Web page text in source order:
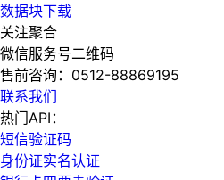
数据块下载
关注聚合
微信服务号二维码
售前咨询： 0512-88869195
联系我们
热门API：
短信验证码
身份证实名认证